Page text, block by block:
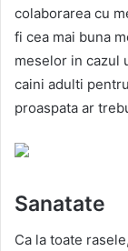
colaborarea cu
fi cea mai buna
meselor in cazul
caini adulti
proaspata ar
Sanatate
Ca la toate